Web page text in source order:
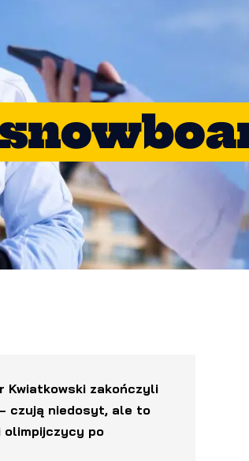
Kwiatkowski zakończyli
czują niedosyt, ale to
olimpijczycy po